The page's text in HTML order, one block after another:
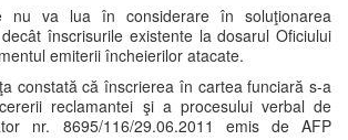
nu va lua în considerare în soluţionarea
înscrisurile existente la dosarul Oficiului
emiterii încheierilor atacate.
constată că înscrierea în cartea funciară s-a
reclamantei şi a procesului verbal de
nr. 8695/116/29.06.2011 emis de AFP